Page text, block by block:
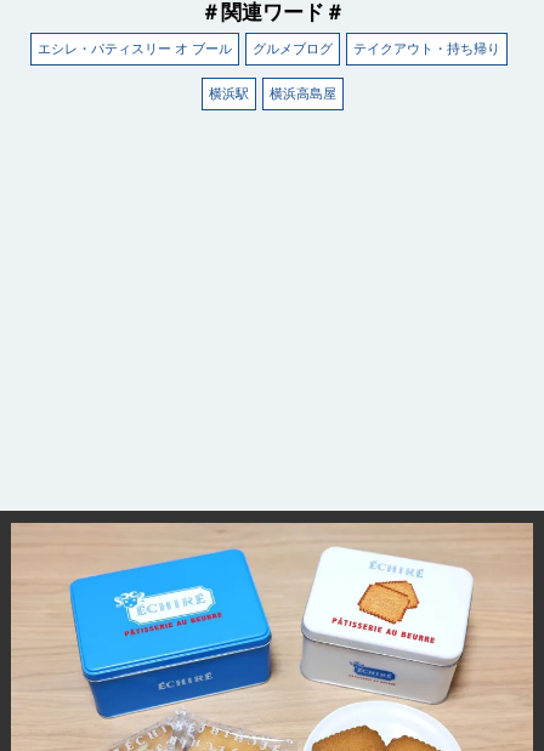
＃関連ワード＃
エシレ・パティスリー オ ブール グルメブログ テイクアウト・持ち帰り
横浜駅 横浜高島屋